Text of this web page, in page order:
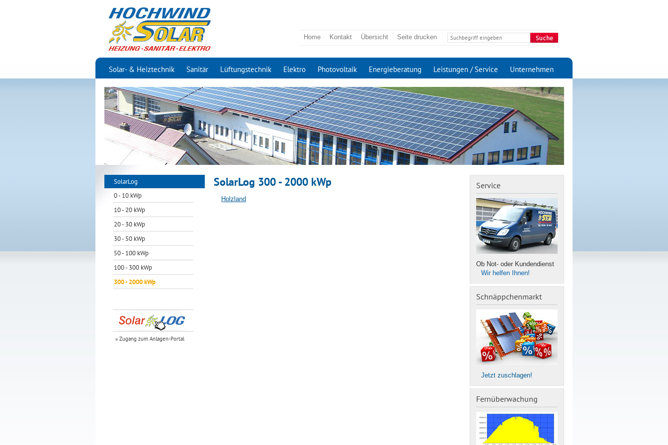
Home Kontakt Übersicht Seite drucken
Solar- & Heiztechnik Sanitär Lüftungstechnik Elektro Photovoltaik Energieberatung Leistungen / Service Unternehmen
SolarLog
0 - 10 kWp
10 - 20 kWp
20 - 30 kWp
30 - 50 kWp
50 - 100 kWp
100 - 300 kWp
300 - 2000 kWp
» Zugang zum Anlagen-Portal
SolarLog 300 - 2000 kWp
Holzland
Service
Ob Not- oder Kundendienst
Wir helfen Ihnen!
Schnäppchenmarkt
Jetzt zuschlagen!
Fernüberwachung